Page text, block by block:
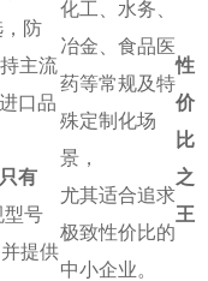
防
主流
口品
有
型号
提供
化工、水务、
冶金、食品医
药等常规及特
殊定制化场
景，
尤其适合追求
极致性价比的
中小企业。
性
价
比
之
王